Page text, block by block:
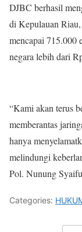
DJBC berhasil
di Kepulauan
mencapai 715.000
negara lebih dari
“Kami akan terus
memberantas
hanya
melindungi
Pol. Nunung
Categories: